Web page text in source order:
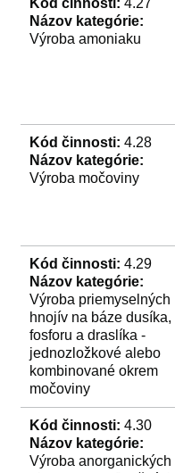
Kód činnosti: 4.27
Názov kategórie:
Výroba amoniaku
Kód činnosti: 4.28
Názov kategórie:
Výroba močoviny
Kód činnosti: 4.29
Názov kategórie:
Výroba priemyselných
hnojív na báze dusíka,
fosforu a draslíka -
jednozložkové alebo
kombinované okrem
močoviny
Kód činnosti: 4.30
Názov kategórie:
Výroba anorganických